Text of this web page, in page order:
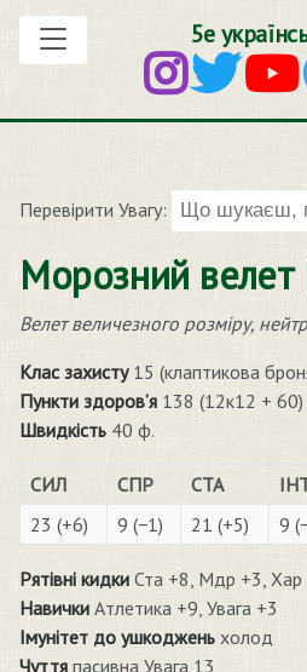
5е
Перевірити Увагу:
Морозний
Велет величезного розміру,
Клас захисту15 (клаптикова
Пункти здоров’я 138 (12к12 + 60)
Швидкість 40 ф.
СИЛ СПР СТА
23 (+6)
9 (−1) 21 (+5) 9
Рятівні кидки Ста +8, Мдр +3, Хар
Навички Атлетика +9, Увага +3
Імунітет до ушкоджень холод
Чуття пасивна Увага 13